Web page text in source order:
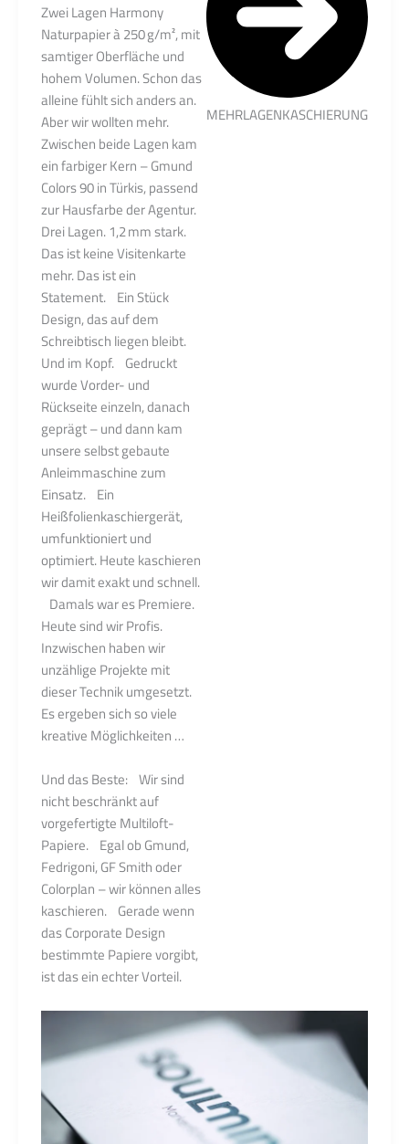
Zwei Lagen Harmony
Naturpapier à 250 g/m², mit
samtiger Oberfläche und
hohem Volumen. Schon das
alleine fühlt sich anders an.
Aber wir wollten mehr.
Zwischen beide Lagen kam
ein farbiger Kern – Gmund
Colors 90 in Türkis, passend
zur Hausfarbe der Agentur.
Drei Lagen. 1,2 mm stark.
Das ist keine Visitenkarte
mehr. Das ist ein
Statement. Ein Stück
Design, das auf dem
Schreibtisch liegen bleibt.
Und im Kopf. Gedruckt
wurde Vorder- und
Rückseite einzeln, danach
geprägt – und dann kam
unsere selbst gebaute
Anleimmaschine zum
Einsatz. Ein
Heißfolienkaschiergerät,
umfunktioniert und
optimiert. Heute kaschieren
wir damit exakt und schnell.
Damals war es Premiere.
Heute sind wir Profis.
Inzwischen haben wir
unzählige Projekte mit
dieser Technik umgesetzt.
Es ergeben sich so viele
kreative Möglichkeiten …
Und das Beste: Wir sind
nicht beschränkt auf
vorgefertigte Multiloft-
Papiere. Egal ob Gmund,
Fedrigoni, GF Smith oder
Colorplan – wir können alles
kaschieren. Gerade wenn
das Corporate Design
bestimmte Papiere vorgibt,
ist das ein echter Vorteil.
MEHRLAGENKASCHIERUNG